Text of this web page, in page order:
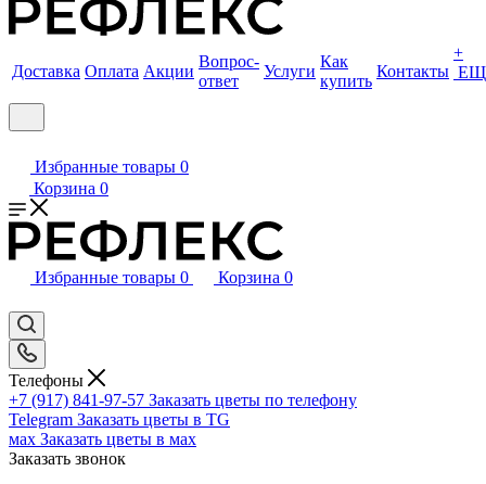
Доставка Оплата Акции
Вопрос-
ответ
Услуги
Как
купить
Контакты
+
Избранные товары 0
Корзина 0
Избранные товары 0 Корзина 0
Телефоны
+7 (917) 841-97-57 Заказать цветы по телефону
Telegram Заказать цветы в TG
мах Заказать цветы в мах
Заказать звонок